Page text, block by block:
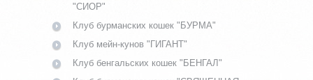
"СИОР"
Клуб бурманских кошек "БУРМА"
Клуб мейн-кунов "ГИГАНТ"
Клуб бенгальских кошек "БЕНГАЛ"